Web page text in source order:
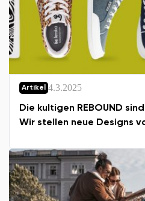
Artikel 4.3.2025
Die kultigen REBOUND
Wir stellen neue Designs